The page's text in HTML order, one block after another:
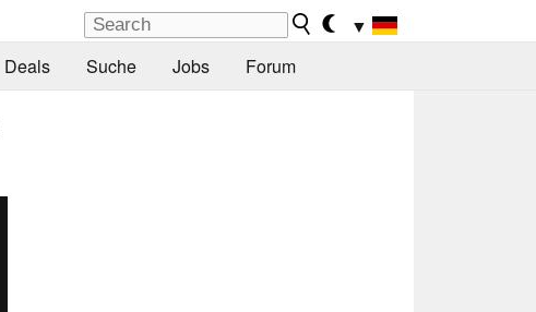
▼
Deals Suche Jobs Forum